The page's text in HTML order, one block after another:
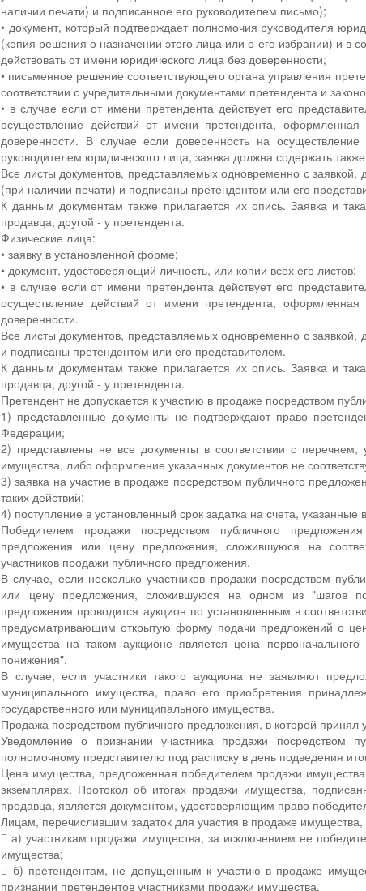
наличии печати) и подписанное его руководителем письмо);
• документ, который подтверждает полномочия руководителя
(копия решения о назначении этого лица или о его избрании) и в
действовать от имени юридического лица без доверенности;
• письменное решение соответствующего органа управления
соответствии с учредительными документами претендента и
• в случае если от имени претендента действует его
осуществление действий от имени претендента,
доверенности. В случае если доверенность на
руководителем юридического лица, заявка должна содержать
Все листы документов, представляемых одновременно с
(при наличии печати) и подписаны претендентом или его
К данным документам также прилагается их опись. Заявка и
продавца, другой - у претендента.
Физические лица:
• заявку в установленной форме;
• документ, удостоверяющий личность, или копии всех его листов;
• в случае если от имени претендента действует его
осуществление действий от имени претендента,
доверенности.
Все листы документов, представляемых одновременно с
и подписаны претендентом или его представителем.
К данным документам также прилагается их опись. Заявка и
продавца, другой - у претендента.
Претендент не допускается к участию в продаже посредством
1) представленные документы не подтверждают право
Федерации;
2) представлены не все документы в соответствии с
имущества, либо оформление указанных документов не
3) заявка на участие в продаже посредством публичного
таких действий;
4) поступление в установленный срок задатка на счета,
Победителем продажи посредством публичного
предложения или цену предложения, сложившуюся на
участников продажи публичного предложения.
В случае, если несколько участников продажи посредством
или цену предложения, сложившуюся на одном из "шагов
предложения проводится аукцион по установленным в
предусматривающим открытую форму подачи предложений о
имущества на таком аукционе является цена
понижения".
В случае, если участники такого аукциона не заявляют
муниципального имущества, право его приобретения
государственного или муниципального имущества.
Продажа посредством публичного предложения, в которой принял
Уведомление о признании участника продажи посредством
полномочному представителю под расписку в день подведения
Цена имущества, предложенная победителем продажи
экземплярах. Протокол об итогах продажи имущества,
продавца, является документом, удостоверяющим право
Лицам, перечислившим задаток для участия в продаже
 а) участникам продажи имущества, за исключением ее
имущества;
 б) претендентам, не допущенным к участию в продаже
признании претендентов участниками продажи имущества.